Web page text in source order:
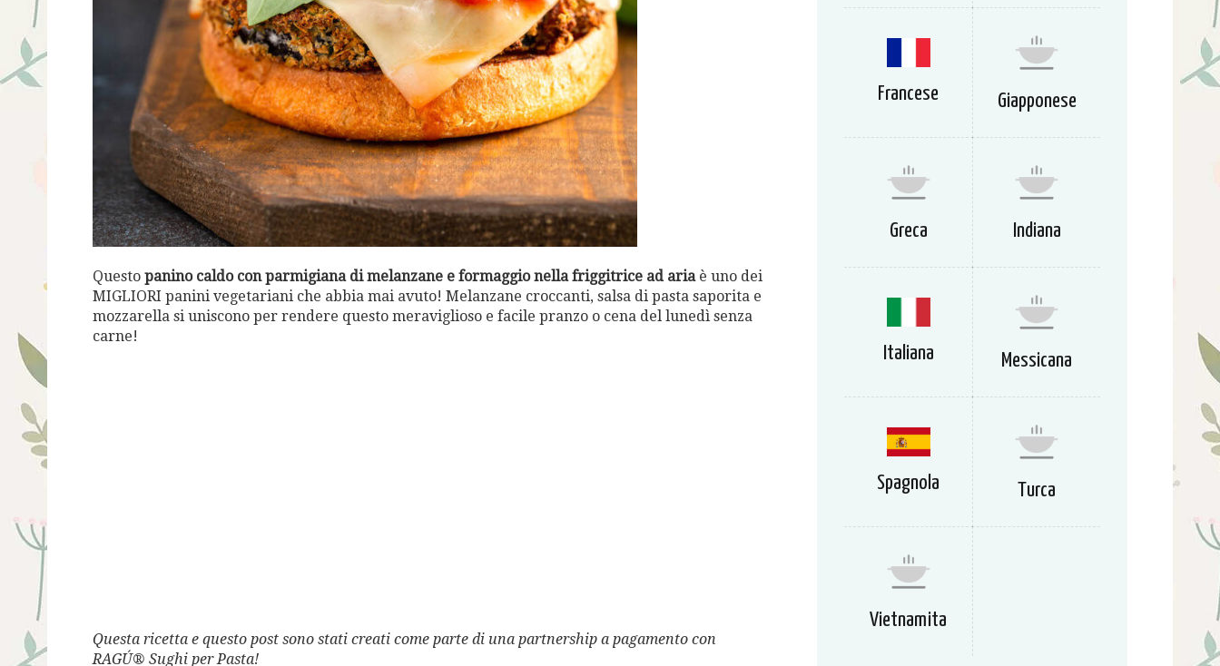
Questo panino caldo con parmigiana di melanzane e formaggio nella friggitrice ad ariaè uno dei
MIGLIORI panini vegetariani che abbia mai avuto! Melanzane croccanti, salsa di pasta saporita e
mozzarella si uniscono per rendere questo meraviglioso e facile pranzo o cena del lunedì senza
carne!
Questa ricetta e questo post sono stati creati come parte di una partnership a pagamento con
RAGÚ® Sughi per Pasta!
Francese Giapponese
Greca Indiana
Italiana Messicana
Spagnola Turca
Vietnamita